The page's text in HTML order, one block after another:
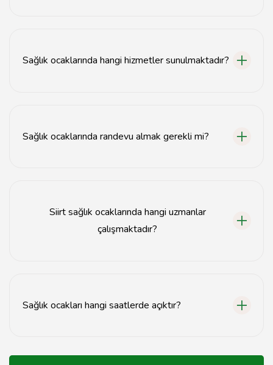
Sağlık ocaklarında hangi hizmetler sunulmaktadır?
Sağlık ocaklarında randevu almak gerekli mi?
Siirt sağlık ocaklarında hangi uzmanlar
çalışmaktadır?
Sağlık ocakları hangi saatlerde açıktır?
akşam 17:00'ye kadar açıktır.